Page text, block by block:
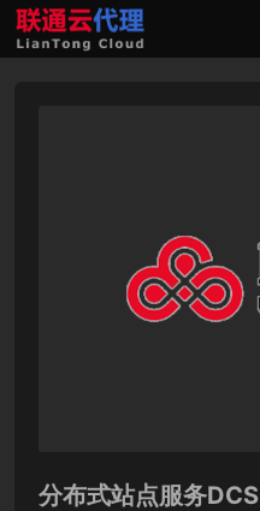
分布式站点服务DCS